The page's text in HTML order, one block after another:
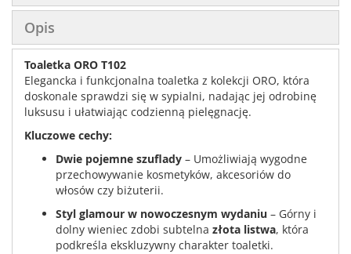
Opis
Toaletka ORO T102
Elegancka i funkcjonalna toaletka z kolekcji ORO, która
doskonale sprawdzi się w sypialni, nadając jej odrobinę
luksusu i ułatwiając codzienną pielęgnację.
Kluczowe cechy:
Dwie pojemne szuflady – Umożliwiają wygodne
przechowywanie kosmetyków, akcesoriów do
włosów czy biżuterii.
Styl glamour w nowoczesnym wydaniu – Górny i
dolny wieniec zdobi subtelna złota listwa, która
podkreśla ekskluzywny charakter toaletki.